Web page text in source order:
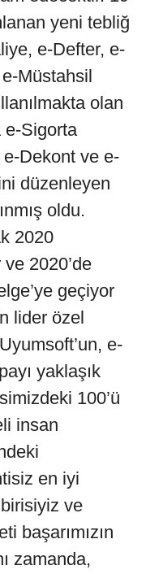
yeni tebliğ
e-Defter, e-
Müstahsil
olan
e-Sigorta
Dekont ve e-
düzenleyen
oldu.
2020
2020’de
geçiyor
lider özel
e-
yaklaşık
100’ü
insan
en iyi
ve
başarımızın
zamanda,